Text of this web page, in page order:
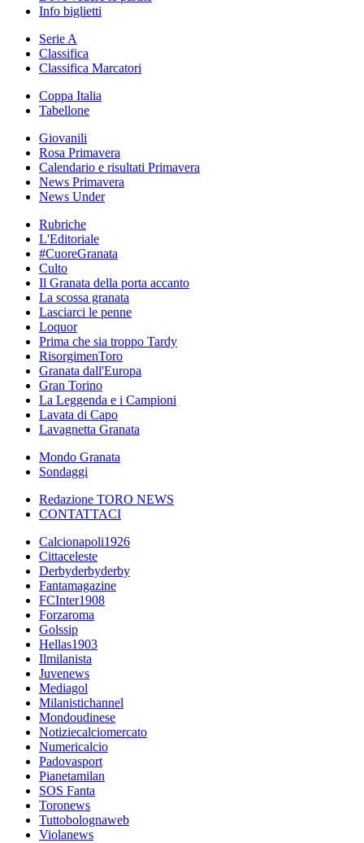
Info biglietti
Serie A
Classifica
Classifica Marcatori
Coppa Italia
Tabellone
Giovanili
Rosa Primavera
Calendario e risultati Primavera
News Primavera
News Under
Rubriche
L'Editoriale
#CuoreGranata
Culto
Il Granata della porta accanto
La scossa granata
Lasciarci le penne
Loquor
Prima che sia troppo Tardy
RisorgimenToro
Granata dall'Europa
Gran Torino
La Leggenda e i Campioni
Lavata di Capo
Lavagnetta Granata
Mondo Granata
Sondaggi
Redazione TORO NEWS
CONTATTACI
Calcionapoli1926
Cittaceleste
Derbyderbyderby
Fantamagazine
FCInter1908
Forzaroma
Golssip
Hellas1903
Ilmilanista
Juvenews
Mediagol
Milanistichannel
Mondoudinese
Notiziecalciomercato
Numericalcio
Padovasport
Pianetamilan
SOS Fanta
Toronews
Tuttobolognaweb
Violanews